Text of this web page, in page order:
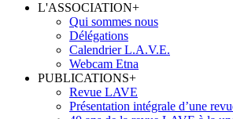
L'ASSOCIATION+
Qui sommes nous
Délégations
Calendrier L.A.V.E.
Webcam Etna
PUBLICATIONS+
Revue LAVE
Présentation intégrale d’une